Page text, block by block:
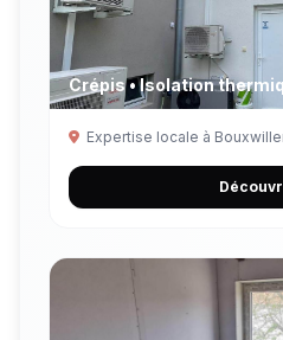
Crépis • Isolation
Expertise locale à